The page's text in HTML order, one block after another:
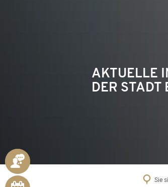
AKTUELLE
DER STADT
ANSPRECHPARTNER
ONLINE-
Sie